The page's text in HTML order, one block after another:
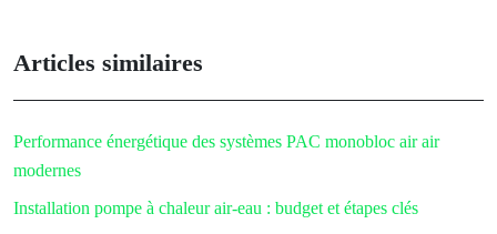
Articles similaires
Performance énergétique des systèmes PAC monobloc air air
modernes
Installation pompe à chaleur air-eau : budget et étapes clés